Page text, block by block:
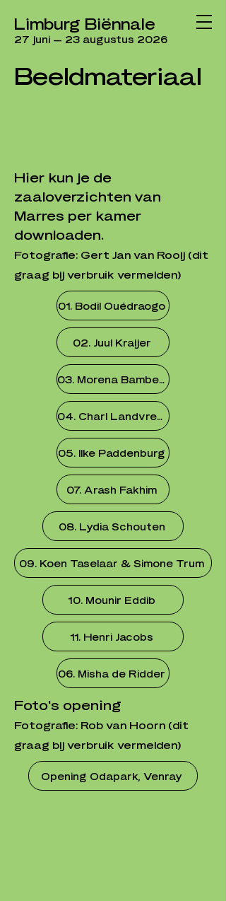
Limburg Biënnale
27 juni — 23 augustus 2026
Beeldmateriaal
Hier kun je de
zaaloverzichten van
Marres per kamer
downloaden.​​​
Fotografie: Gert Jan van Rooij (dit
graag bij verbruik vermelden)
01. Bodil Ouédraogo
02. Juul Kraijer
03. Morena Bamberger
04. Charl Landvreugd
05. Ilke Paddenburg
07. Arash Fakhim
08. Lydia Schouten
09. Koen Taselaar & Simone Trum
10. Mounir Eddib
11. Henri Jacobs
06. Misha de Ridder
Foto's opening
Fotografie: Rob van Hoorn (dit
graag bij verbruik vermelden)
Opening Odapark, Venray